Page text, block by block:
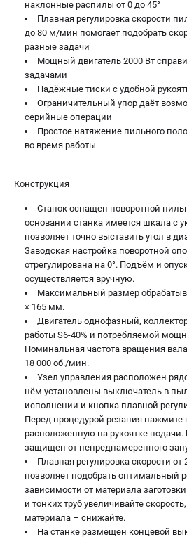
наклонные распилы от 0 до 45°
Плавная регулировка скорости
до 80 м/мин помогает подобрать
разные задачи
Мощный двигатель 2000 Вт
задачами
Надёжные тиски с удобной
Ограничительный упор даёт
серийные операции
Простое натяжение пильного
во время работы
Конструкция
Станок оснащен поворотной
основании станка имеется шкала с
позволяет точно выставить угол в
Заводская настройка поворотной
отрегулирована на 0°. Подъём и
осуществляется вручную.
Максимальный размер
× 165 мм.
Двигатель однофазный,
работы S6-40% и потребляемой
Номинальная частота вращения
18 000 об./мин.
Узел управления расположен
нём установлены выключатель в
исполнении и кнопка плавной
Перед процедурой резания нажмите
расположенную на рукоятке подачи.
защищен от непреднамеренного
Плавная регулировка скорости
позволяет подобрать оптимальный
зависимости от материала
и тонких труб увеличивайте
материала – снижайте.
На станке размещен концевой